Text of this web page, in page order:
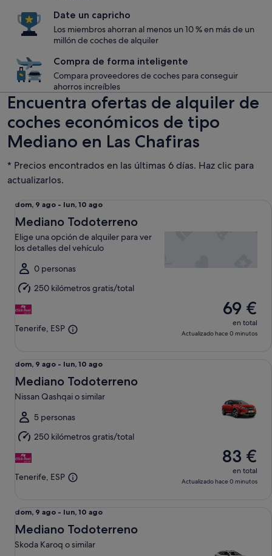
Date un capricho
Los miembros ahorran al menos un 10 % en más de un
millón de coches de alquiler
Compra de forma inteligente
Compara proveedores de coches para conseguir
ahorros increíbles
Encuentra ofertas de alquiler de
coches económicos de tipo
Mediano en Las Chafiras
* Precios encontrados en las últimas 6 días. Haz clic para
actualizarlos.
Del
dom,
9
ago
lun,
10
ago
dom, 9 ago - lun, 10 ago
Mediano Todoterreno
Elige una opción de alquiler para ver
los detalles del vehículo
0 personas
250 kilómetros gratis/total
Tenerife, ESP
69 €
en total
Actualizado hace 0 minutos
Del
dom,
9
ago
al
lun,
10
ago
dom, 9 ago - lun, 10 ago
Mediano Todoterreno
Nissan Qashqai o similar
5 personas
250 kilómetros gratis/total
Tenerife, ESP
83 €
en total
Actualizado hace 0 minutos
Del
dom,
9
ago
dom, 9 ago - lun, 10 ago
Mediano Todoterreno
Skoda Karoq o similar